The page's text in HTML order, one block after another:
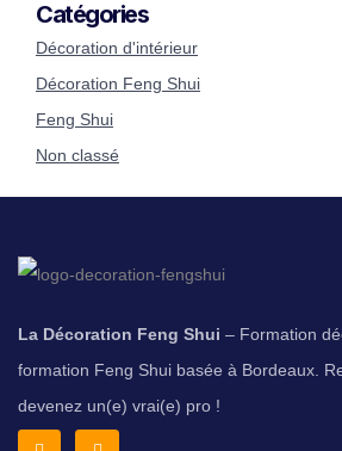
Catégories
Décoration d'intérieur
Décoration Feng Shui
Feng Shui
Non classé
La Décoration Feng Shui – Formation
formation Feng Shui basée à Bordeaux.
devenez un(e) vrai(e) pro !